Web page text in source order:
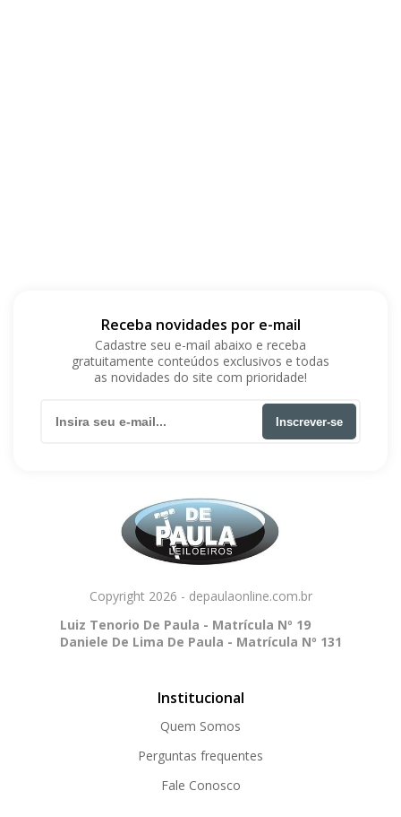
Receba novidades por e-mail
Cadastre seu e-mail abaixo e receba
gratuitamente conteúdos exclusivos e todas
as novidades do site com prioridade!
Inscrever-se
Copyright 2026 - depaulaonline.com.br
Luiz Tenorio De Paula - Matrícula Nº 19
Daniele De Lima De Paula - Matrícula Nº 131
Institucional
Quem Somos
Perguntas frequentes
Fale Conosco